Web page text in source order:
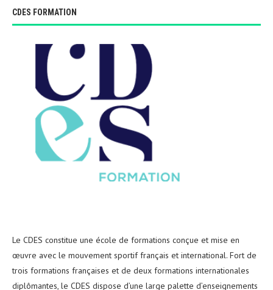
CDES FORMATION
Le CDES constitue une école de formations conçue et mise en
œuvre avec le mouvement sportif français et international. Fort de
trois formations françaises et de deux formations internationales
diplômantes, le CDES dispose d’une large palette d’enseignements